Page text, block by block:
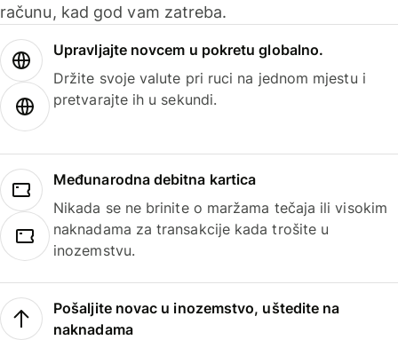
računu, kad god vam zatreba.
Upravljajte novcem u pokretu globalno.
Držite svoje valute pri ruci na jednom mjestu i
pretvarajte ih u sekundi.
Međunarodna debitna kartica
Nikada se ne brinite o maržama tečaja ili visokim
naknadama za transakcije kada trošite u
inozemstvu.
Pošaljite novac u inozemstvo, uštedite na
naknadama